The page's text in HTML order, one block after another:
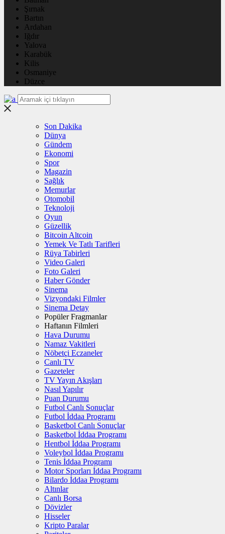
Şırnak
Bartın
Ardahan
Iğdır
Yalova
Karabük
Kilis
Osmaniye
Düzce
Son Dakika
Dünya
Gündem
Ekonomi
Spor
Magazin
Sağlık
Memurlar
Otomobil
Teknoloji
Oyun
Güzellik
Bitcoin Altcoin
Yemek Ve Tatlı Tarifleri
Rüya Tabirleri
Video Galeri
Foto Galeri
Haber Gönder
Sinema
Vizyondaki Filmler
Sinema Detay
Popüler Fragmanlar
Haftanın Filmleri
Hava Durumu
Namaz Vakitleri
Nöbetçi Eczaneler
Canlı TV
Gazeteler
TV Yayın Akışları
Nasıl Yapılır
Puan Durumu
Futbol Canlı Sonuçlar
Futbol İddaa Programı
Basketbol Canlı Sonuçlar
Basketbol İddaa Programı
Hentbol İddaa Programı
Voleybol İddaa Programı
Tenis İddaa Programı
Motor Sporları İddaa Programı
Bilardo İddaa Programı
Altınlar
Canlı Borsa
Dövizler
Hisseler
Kripto Paralar